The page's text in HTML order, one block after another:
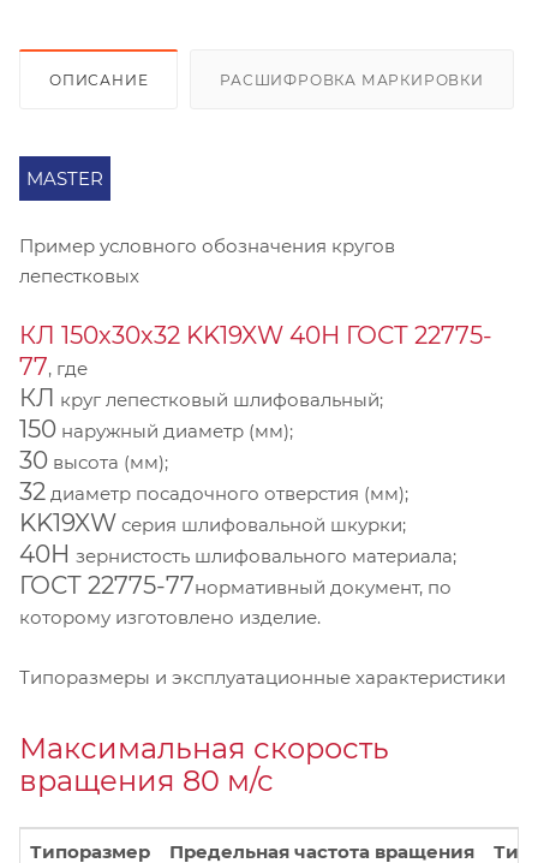
ОПИСАНИЕ РАСШИФРОВКА МАРКИРОВКИ
MASTER
Пример условного обозначения кругов
лепестковых
КЛ 150х30х32 KK19XW 40Н ГОСТ 22775-
77, где
КЛ круг лепестковый шлифовальный;
150 наружный диаметр (мм);
30 высота (мм);
32 диаметр посадочного отверстия (мм);
KK19XW серия шлифовальной шкурки;
40Н зернистость шлифовального материала;
ГОСТ 22775-77нормативный документ, по
которому изготовлено изделие.
Типоразмеры и эксплуатационные характеристики
Максимальная скорость
вращения 80 м/с
Типоразмер
Предельная частота вращения